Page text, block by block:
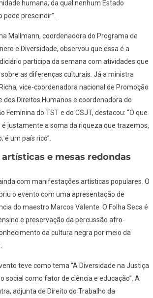
humana, da qual nenhum Estado
prescindir”.
Mallmann, coordenadora do Programa de
e Diversidade, observou que essa é a
participa da semana com atividades que
as diferenças culturais. Já a ministra
vice-coordenadora nacional de Promoção
dos Direitos Humanos e coordenadora do
Feminina do TST e do CSJT, destacou: “O que
justamente a soma da riqueza que trazemos,
é um país rico”.
e mesas redondas
com manifestações artísticas populares. O
o evento com uma apresentação de
do maestro Marcos Valente. O Folha Seca é
e preservação da percussão afro-
da cultura negra por meio da
teve como tema “A Diversidade na Justiça
social como fator de ciência e educação”. A
adjunta de Direito do Trabalho da